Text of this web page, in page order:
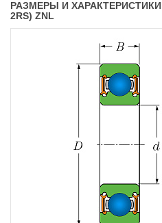
РАЗМЕРЫ И ХАРАКТЕРИСТИКИ
2RS) ZNL